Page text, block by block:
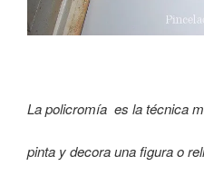
La policromía es la técnica
pinta y decora una figura o